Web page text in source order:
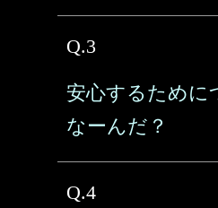
Q.3
安心するために
なーんだ？
Q.4